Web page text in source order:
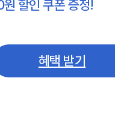
할인 쿠폰 증정!
혜택 받기